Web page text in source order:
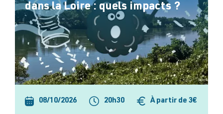
dans la Loire : quels impacts ?
08/10/2026 20h30 À partir de 3€